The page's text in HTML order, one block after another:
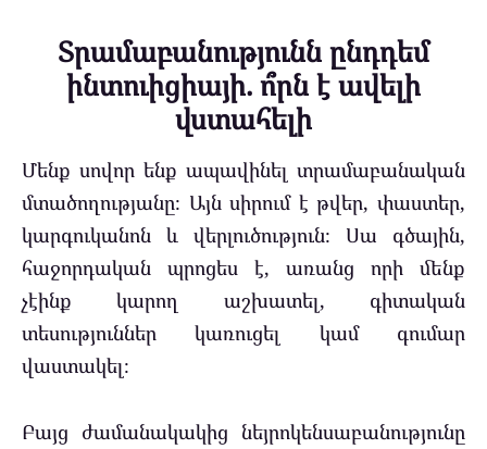
Տրամաբանությունն ընդդեմ
ինտուիցիայի. ո՞րն է ավելի
վստահելի
Մենք սովոր ենք ապավինել տրամաբանական
մտածողությանը։ Այն սիրում է թվեր, փաստեր,
կարգուկանոն և վերլուծություն։ Սա գծային,
հաջորդական պրոցես է, առանց որի մենք
չէինք կարող աշխատել, գիտական
տեսություններ կառուցել կամ գումար
վաստակել։
Բայց ժամանակակից նեյրոկենսաբանությունը